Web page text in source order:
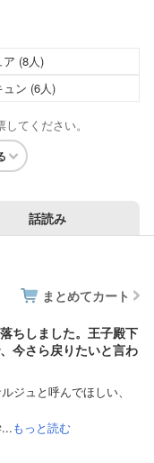
ア (8人)
ュン (6人)
てください。
話読み
まとめてカート
ちしました。王子殿下
今さら戻りたいと言わ
ジュと呼んでほしい、
もっと読む